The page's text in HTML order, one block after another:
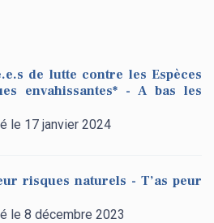
de lutte contre les Espèces
envahissantes* - A bas les
le 17 janvier 2024
risques naturels - T’as peur
le 8 décembre 2023